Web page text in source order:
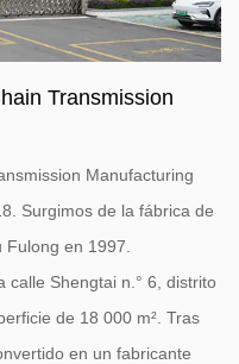
Transmission
Manufacturing
Surgimos de la fábrica de
en 1997.
calle Shengtai n.° 6, distrito
de 18 000 m². Tras
en un fabricante